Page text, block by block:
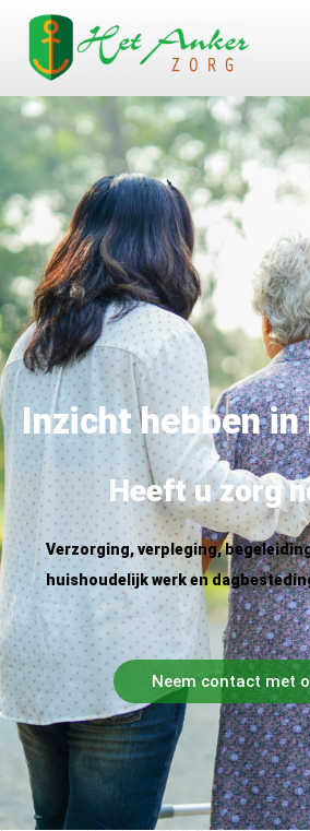
Inzicht hebben in
Heeft u zorg
Verzorging, verpleging,
huishoudelijk werk en
Neem contact met